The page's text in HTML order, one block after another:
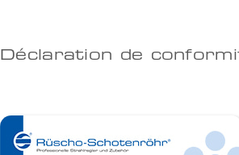
Déclaration de